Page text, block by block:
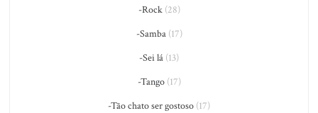
-Rock(28)
-Samba(17)
-Sei lá (13)
-Tango(17)
-Tão chato ser gostoso (17)